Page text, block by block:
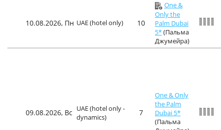
10.08.2026, Пн UAE (hotel only) 10
One &
Only the
Palm Dubai
5*(Пальма
Джумейра)
09.08.2026, Вс UAE (hotel only -
dynamics)
7
One & Only
the Palm
Dubai 5*
(Пальма